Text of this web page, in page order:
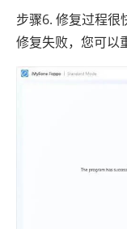
步骤6. 修复过程很
修复失败，您可以